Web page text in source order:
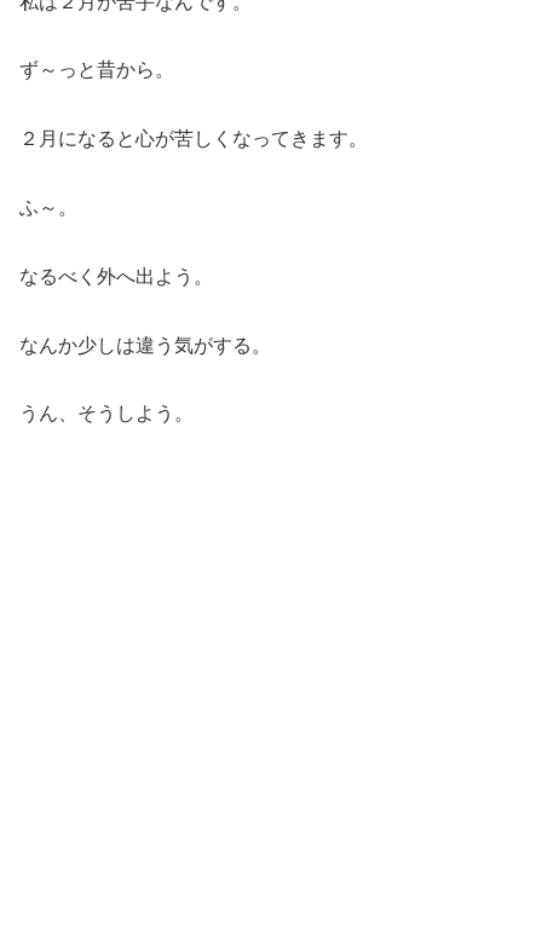
ず～っと昔から。
２月になると心が苦しくなってきます。
ふ～。
なるべく外へ出よう。
なんか少しは違う気がする。
うん、そうしよう。